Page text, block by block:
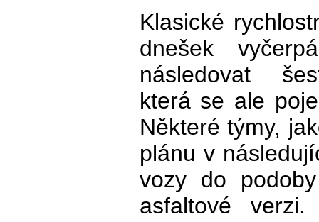
Klasické
dnešek
následovat
která se ale
Některé týmy,
plánu v
vozy do
asfaltové